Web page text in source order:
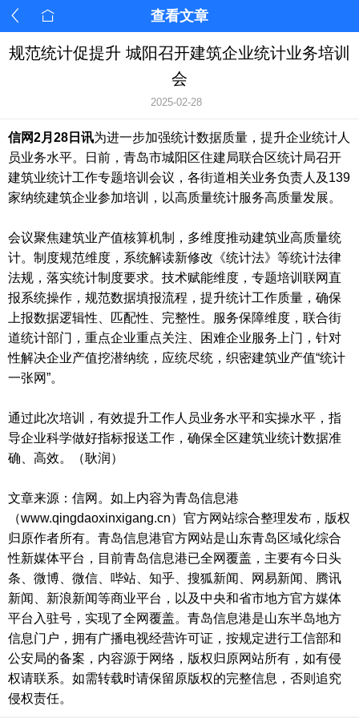
规范统计促提升 城阳召开建筑企业统计业务培训
会
2025-02-28
信网2月28日讯为进一步加强统计数据质量，提升企业统计人
员业务水平。日前，青岛市城阳区住建局联合区统计局召开
建筑业统计工作专题培训会议，各街道相关业务负责人及139
家纳统建筑企业参加培训，以高质量统计服务高质量发展。
会议聚焦建筑业产值核算机制，多维度推动建筑业高质量统
计。制度规范维度，系统解读新修改《统计法》等统计法律
法规，落实统计制度要求。技术赋能维度，专题培训联网直
报系统操作，规范数据填报流程，提升统计工作质量，确保
上报数据逻辑性、匹配性、完整性。服务保障维度，联合街
道统计部门，重点企业重点关注、困难企业服务上门，针对
性解决企业产值挖潜纳统，应统尽统，织密建筑业产值“统计
一张网”。
通过此次培训，有效提升工作人员业务水平和实操水平，指
导企业科学做好指标报送工作，确保全区建筑业统计数据准
确、高效。（耿润）
文章来源：信网。如上内容为青岛信息港
（www.qingdaoxinxigang.cn）官方网站综合整理发布，版权
归原作者所有。青岛信息港官方网站是山东青岛区域化综合
性新媒体平台，目前青岛信息港已全网覆盖，主要有今日头
条、微博、微信、哔站、知乎、搜狐新闻、网易新闻、腾讯
新闻、新浪新闻等商业平台，以及中央和省市地方官方媒体
平台入驻号，实现了全网覆盖。青岛信息港是山东半岛地方
信息门户，拥有广播电视经营许可证，按规定进行工信部和
公安局的备案，内容源于网络，版权归原网站所有，如有侵
权请联系。如需转载时请保留原版权的完整信息，否则追究
侵权责任。
查看文章